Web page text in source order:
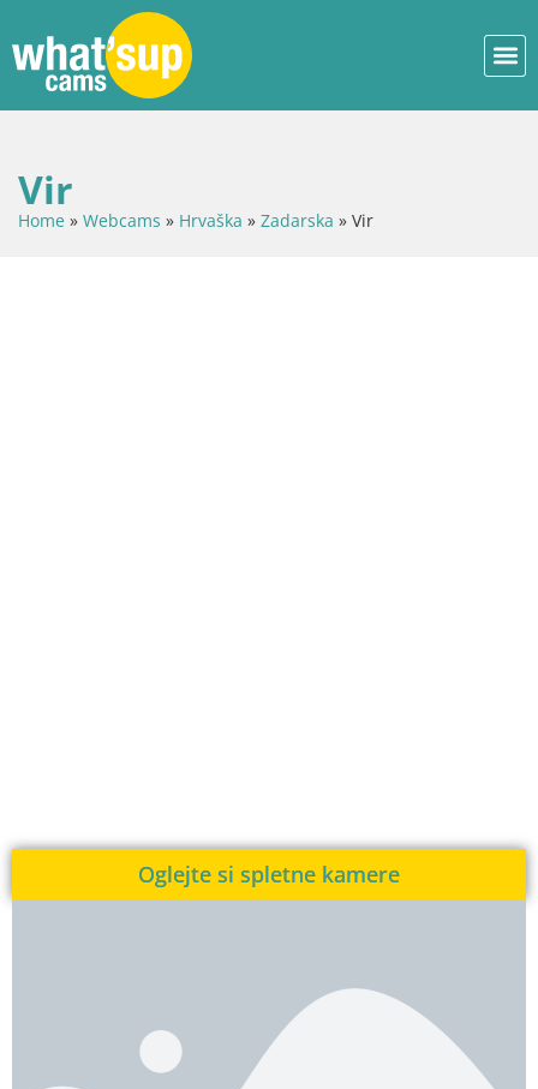
Vir
Home » Webcams » Hrvaška » Zadarska » Vir
Oglejte si spletne kamere